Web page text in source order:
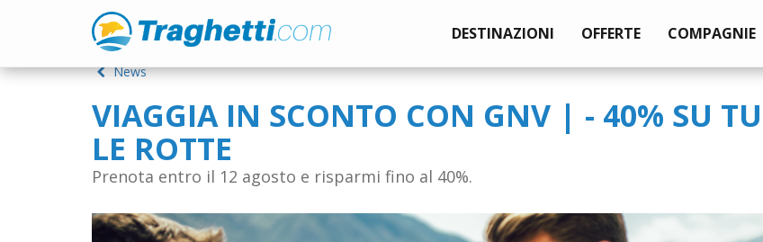
DESTINAZIONI OFFERTE COMPAGNIE
News
VIAGGIA IN SCONTO CON GNV | - 40% SU
LE ROTTE
Prenota entro il 12 agosto e risparmi fino al 40%.